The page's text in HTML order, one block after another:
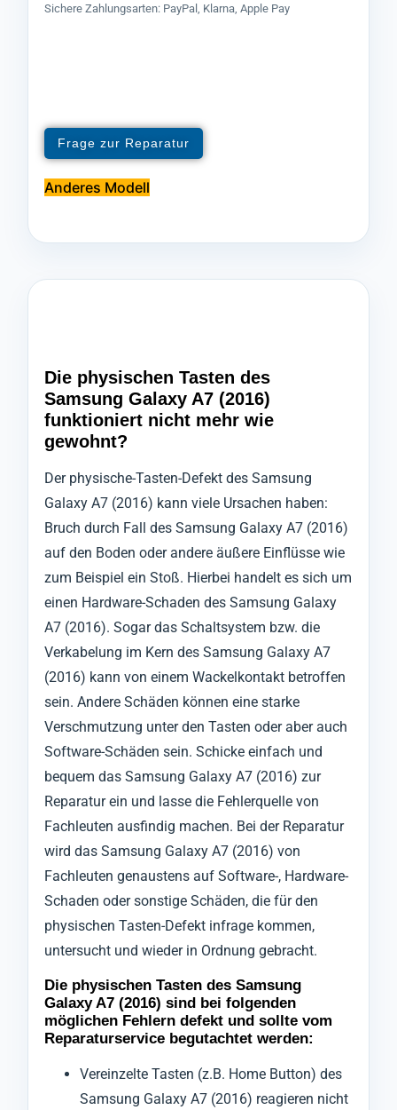
Sichere Zahlungsarten: PayPal, Klarna, Apple Pay
Frage zur Reparatur
Anderes Modell
Die physischen Tasten des
Samsung Galaxy A7 (2016)
funktioniert nicht mehr wie
gewohnt?
Der physische-Tasten-Defekt des Samsung
Galaxy A7 (2016) kann viele Ursachen haben:
Bruch durch Fall des Samsung Galaxy A7 (2016)
auf den Boden oder andere äußere Einflüsse wie
zum Beispiel ein Stoß. Hierbei handelt es sich um
einen Hardware-Schaden des Samsung Galaxy
A7 (2016). Sogar das Schaltsystem bzw. die
Verkabelung im Kern des Samsung Galaxy A7
(2016) kann von einem Wackelkontakt betroffen
sein. Andere Schäden können eine starke
Verschmutzung unter den Tasten oder aber auch
Software-Schäden sein. Schicke einfach und
bequem das Samsung Galaxy A7 (2016) zur
Reparatur ein und lasse die Fehlerquelle von
Fachleuten ausfindig machen. Bei der Reparatur
wird das Samsung Galaxy A7 (2016) von
Fachleuten genaustens auf Software-, Hardware-
Schaden oder sonstige Schäden, die für den
physischen Tasten-Defekt infrage kommen,
untersucht und wieder in Ordnung gebracht.
Die physischen Tasten des Samsung
Galaxy A7 (2016) sind bei folgenden
möglichen Fehlern defekt und sollte vom
Reparaturservice begutachtet werden:
Vereinzelte Tasten (z.B. Home Button) des
Samsung Galaxy A7 (2016) reagieren nicht